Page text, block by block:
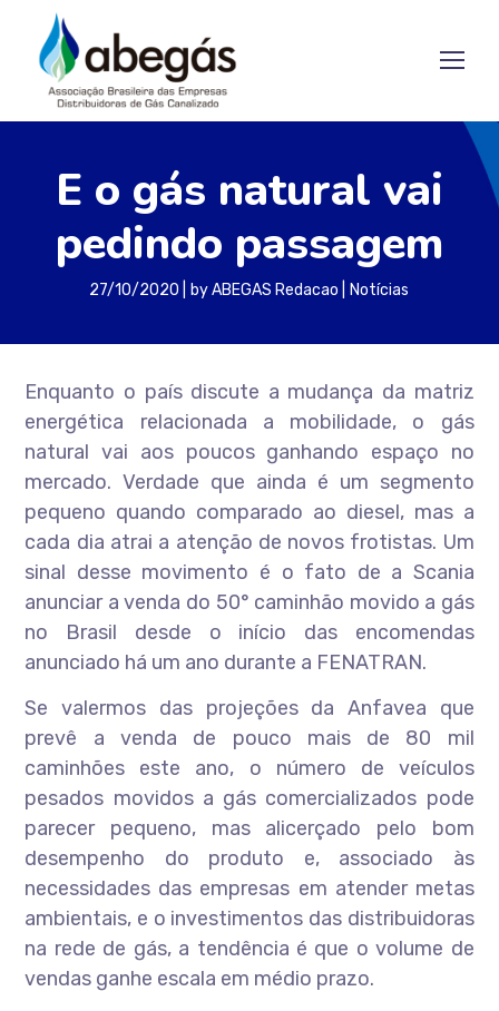
E o gás natural vai
pedindo passagem
27/10/2020 byABEGAS Redacao Notícias
Enquanto o país discute a mudança da matriz
energética relacionada a mobilidade, o gás
natural vai aos poucos ganhando espaço no
mercado. Verdade que ainda é um segmento
pequeno quando comparado ao diesel, mas a
cada dia atrai a atenção de novos frotistas. Um
sinal desse movimento é o fato de a Scania
anunciar a venda do 50° caminhão movido a gás
no Brasil desde o início das encomendas
anunciado há um ano durante a FENATRAN.
Se valermos das projeções da Anfavea que
prevê a venda de pouco mais de 80 mil
caminhões este ano, o número de veículos
pesados movidos a gás comercializados pode
parecer pequeno, mas alicerçado pelo bom
desempenho do produto e, associado às
necessidades das empresas em atender metas
ambientais, e o investimentos das distribuidoras
na rede de gás, a tendência é que o volume de
vendas ganhe escala em médio prazo.